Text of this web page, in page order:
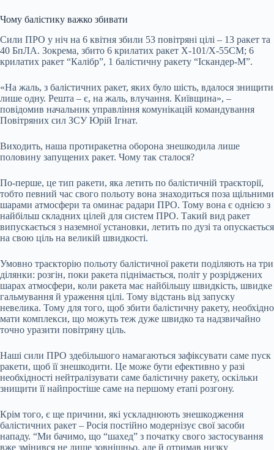
Чому балістику важко збивати
Сили ПРО у ніч на 6 квітня збили 53 повітряні цілі – 13 ракет та
40 БпЛА. Зокрема, збито 6 крилатих ракет Х-101/Х-55СМ; 6
крилатих ракет “Калібр”, 1 балістичну ракету “Іскандер-М”.
«На жаль, з балістичних ракет, яких було шість, вдалося знищити
лише одну. Решта – є, на жаль, влучання. Київщина», –
повідомив начальник управління комунікацій командування
Повітряних сил ЗСУ Юрій Ігнат.
Виходить, наша протиракетна оборона знешкодила лише
половину запущених ракет. Чому так сталося?
По-перше, це тип ракети, яка летить по балістичній траєкторії,
тобто певний час свого польоту вона знаходиться поза щільними
шарами атмосфери та оминає радари ПРО. Тому вона є однією з
найбільш складних цілей для систем ПРО. Такий вид ракет
випускається з наземної установки, летить по дузі та опускається
на свою ціль на великій швидкості.
Умовно траєкторію польоту балістичної ракети поділяють на три
ділянки: розгін, поки ракета піднімається, політ у розріджених
шарах атмосфери, коли ракета має найбільшу швидкість, швидке
гальмування й ураження цілі. Тому відстань від запуску
невелика. Тому для того, щоб збити балістичну ракету, необхідно
мати комплекси, що можуть теж дуже швидко та надзвичайно
точно уразити повітряну ціль.
Наші сили ПРО здебільшого намагаються зафіксувати саме пуск
ракети, щоб її знешкодити. Це може бути ефективно у разі
необхідності нейтралізувати саме балістичну ракету, оскільки
знищити її найпростіше саме на першому етапі розгону.
Крім того, є ще причини, які ускладнюють знешкодження
балістичних ракет – Росія постійно модернізує свої засоби
нападу. “Ми бачимо, що “шахед” з початку свого застосування
вже змінився не лише зовнішньо, але й отримав низку